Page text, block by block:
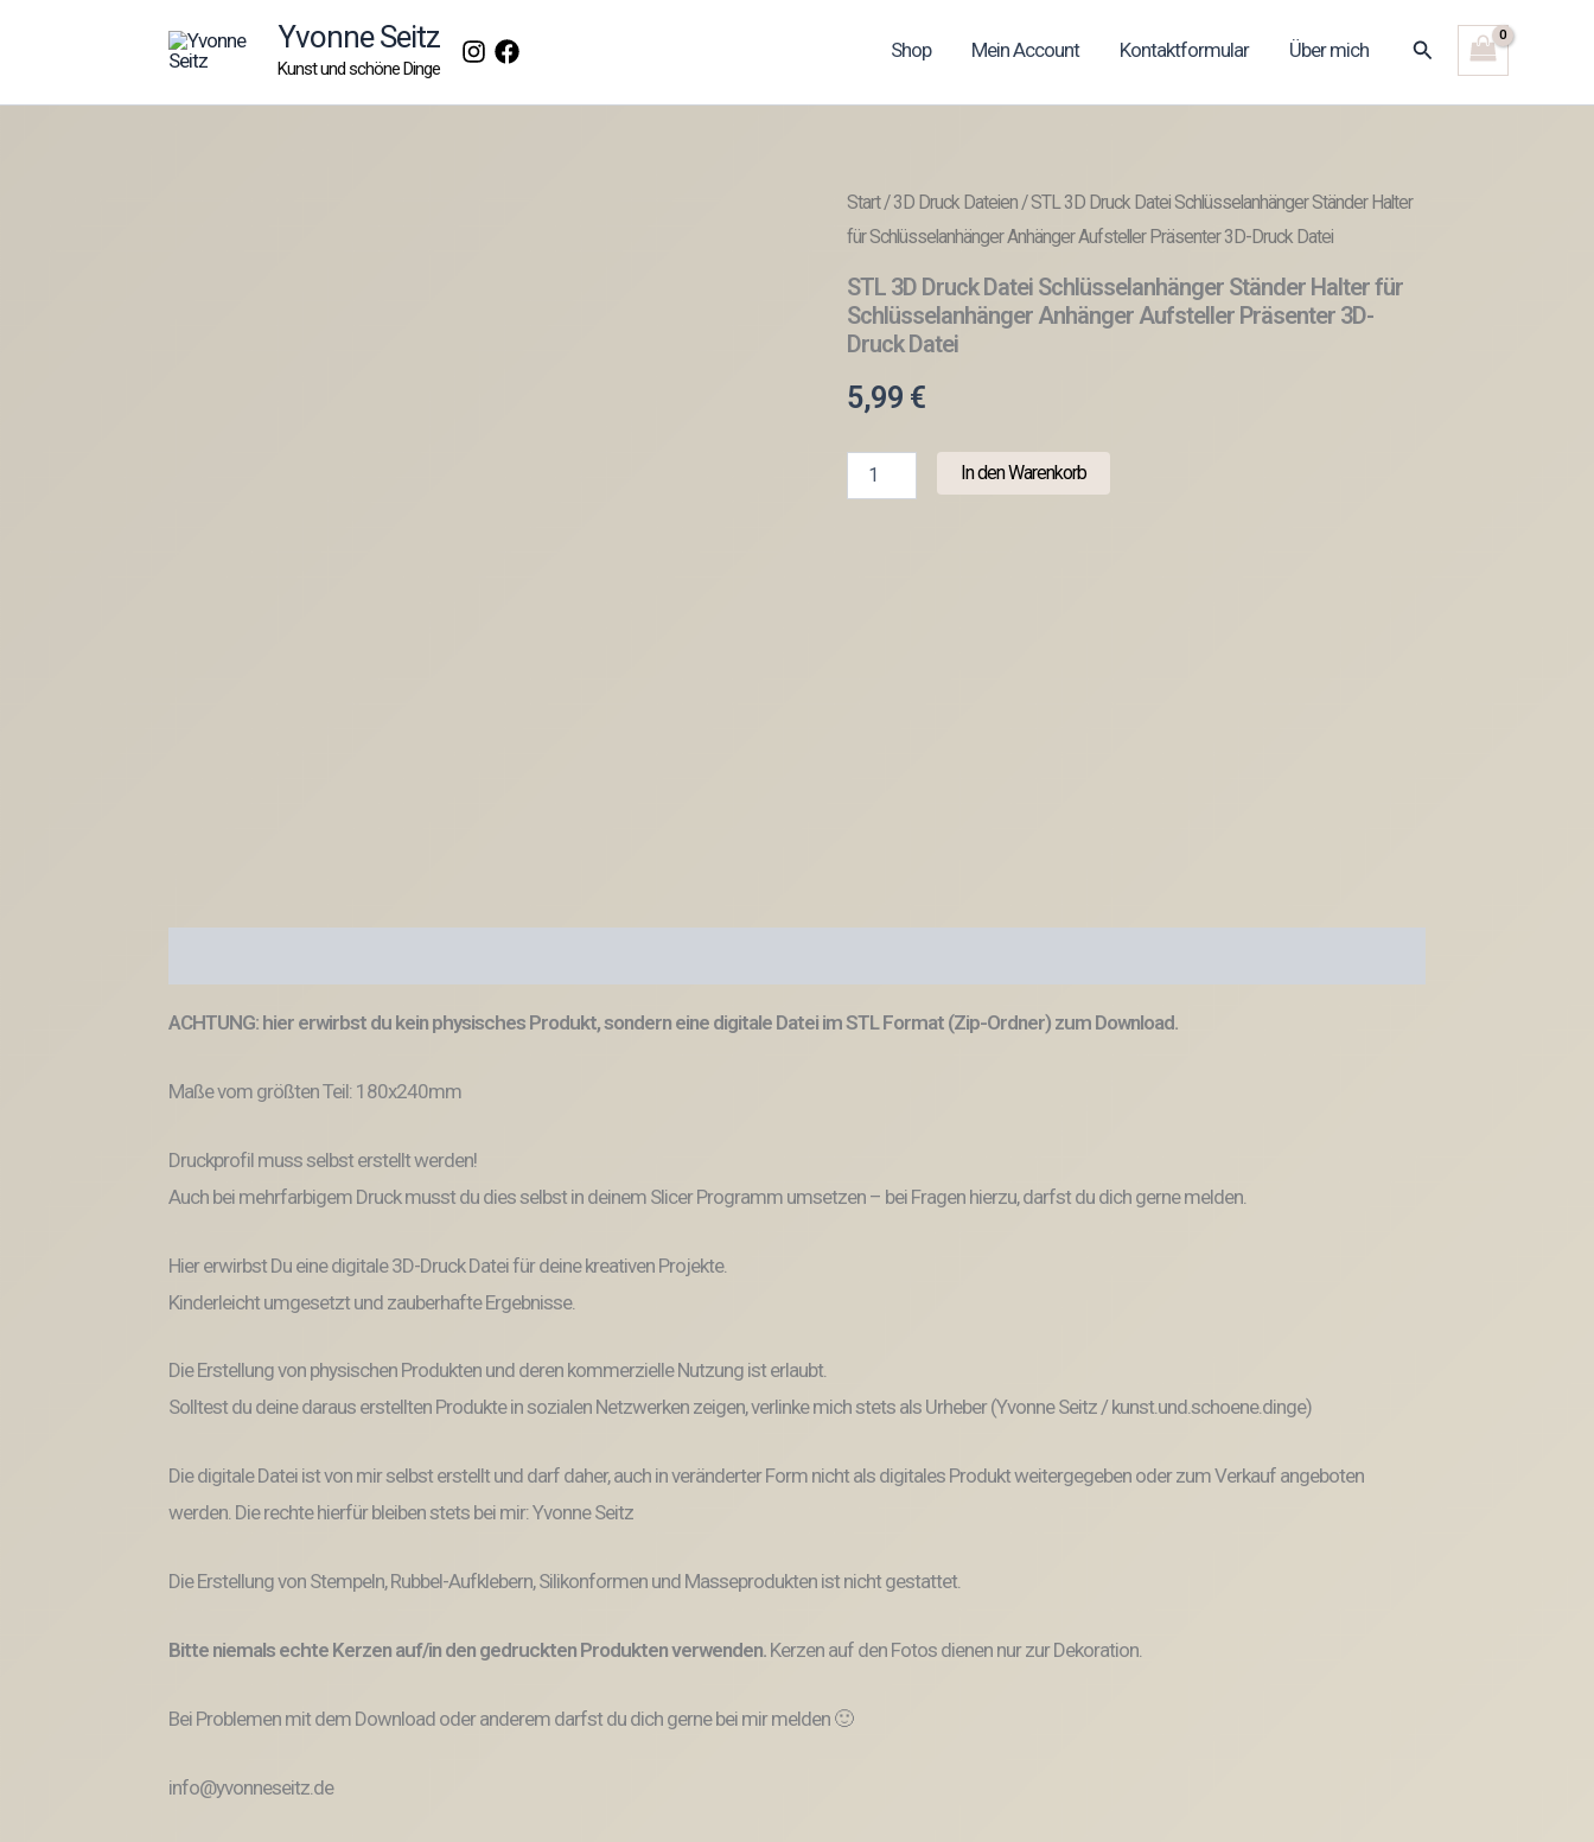
Yvonne Seitz
Kunst und schöne Dinge
Shop Mein Account Kontaktformular Über mich Suchen
Start/3D Druck Dateien/ STL 3D Druck Datei Schlüsselanhänger Ständer Halter
für Schlüsselanhänger Anhänger Aufsteller Präsenter 3D-Druck Datei
STL 3D Druck Datei Schlüsselanhänger Ständer Halter für
Schlüsselanhänger Anhänger Aufsteller Präsenter 3D-
Druck Datei
5,99 €
In den Warenkorb
ACHTUNG: hier erwirbst du kein physisches Produkt, sondern eine digitale Datei im STL Format (Zip-Ordner) zum Download.
Maße vom größten Teil: 180x240mm
Druckprofil muss selbst erstellt werden!
Auch bei mehrfarbigem Druck musst du dies selbst in deinem Slicer Programm umsetzen – bei Fragen hierzu, darfst du dich gerne melden.
Hier erwirbst Du eine digitale 3D-Druck Datei für deine kreativen Projekte.
Kinderleicht umgesetzt und zauberhafte Ergebnisse.
Die Erstellung von physischen Produkten und deren kommerzielle Nutzung ist erlaubt.
Solltest du deine daraus erstellten Produkte in sozialen Netzwerken zeigen, verlinke mich stets als Urheber (Yvonne Seitz / kunst.und.schoene.dinge)
Die digitale Datei ist von mir selbst erstellt und darf daher, auch in veränderter Form nicht als digitales Produkt weitergegeben oder zum Verkauf angeboten
werden. Die rechte hierfür bleiben stets bei mir: Yvonne Seitz
Die Erstellung von Stempeln, Rubbel-Aufklebern, Silikonformen und Masseprodukten ist nicht gestattet.
Bitte niemals echte Kerzen auf/in den gedruckten Produkten verwenden. Kerzen auf den Fotos dienen nur zur Dekoration.
Bei Problemen mit dem Download oder anderem darfst du dich gerne bei mir melden 🙂
info@yvonneseitz.de